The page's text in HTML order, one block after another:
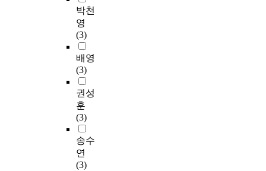
박천
영
(3)
배영
(3)
권성
훈
(3)
송수
연
(3)